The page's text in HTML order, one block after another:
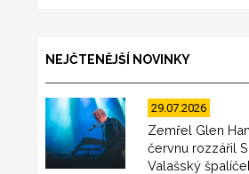
NEJČTENĚJŠÍ NOVINKY
29.07.2026
Zemřel Glen
červnu rozzářil
Valašský